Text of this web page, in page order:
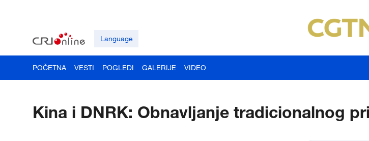
Language
POČETNA VESTI POGLEDI GALERIJE VIDEO
Kina i DNRK: Obnavljanje tradicionalnog